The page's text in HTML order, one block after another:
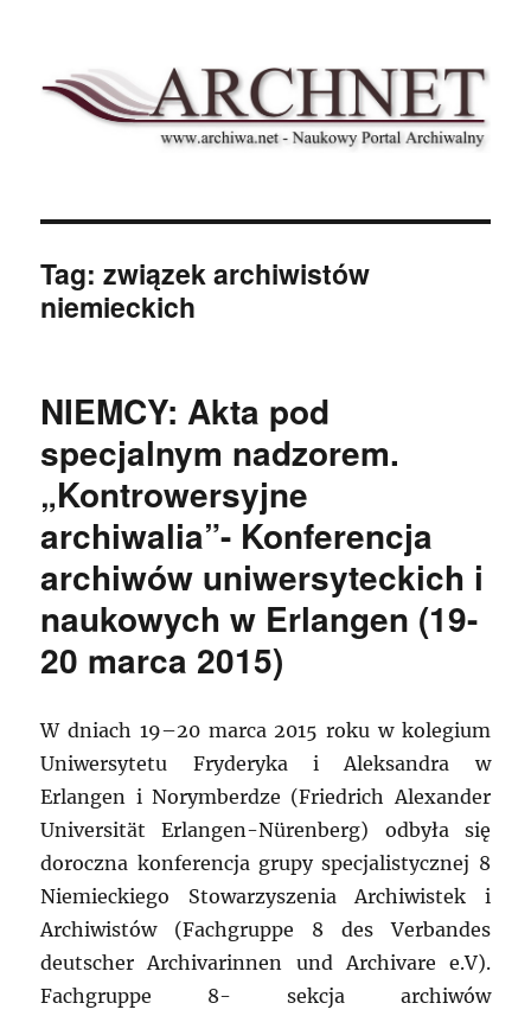
Archnet
Tag:związek archiwistów
niemieckich
NIEMCY: Akta pod
specjalnym nadzorem.
„Kontrowersyjne
archiwalia”- Konferencja
archiwów uniwersyteckich i
naukowych w Erlangen (19-
20 marca 2015)
W dniach 19–20 marca 2015 roku w kolegium
Uniwersytetu Fryderyka i Aleksandra w
Erlangen i Norymberdze (Friedrich Alexander
Universität Erlangen-Nürenberg) odbyła się
doroczna konferencja grupy specjalistycznej 8
Niemieckiego Stowarzyszenia Archiwistek i
Archiwistów (Fachgruppe 8 des Verbandes
deutscher Archivarinnen und Archivare e.V).
Fachgruppe 8- sekcja archiwów